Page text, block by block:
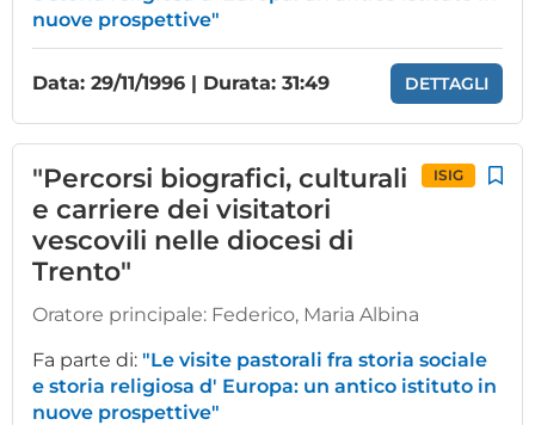
nuove prospettive"
Data: 29/11/1996 | Durata: 31:49 DETTAGLI
"Percorsi biografici, culturali
e carriere dei visitatori
vescovili nelle diocesi di
Trento"
ISIG
Oratore principale: Federico, Maria Albina
Fa parte di: "Le visite pastorali fra storia sociale
e storia religiosa d' Europa: un antico istituto in
nuove prospettive"